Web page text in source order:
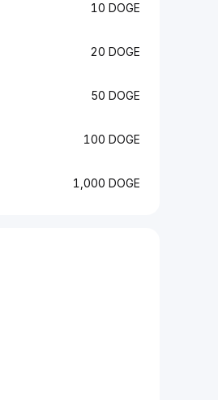
10 DOGE
20 DOGE
50 DOGE
100 DOGE
1,000 DOGE